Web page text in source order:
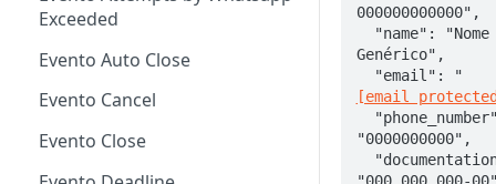
Exceeded
Evento Auto Close
Evento Cancel
Evento Close
000000000000",
Genérico",
  "email": "
[email
"0000000000",
"000.000.000-